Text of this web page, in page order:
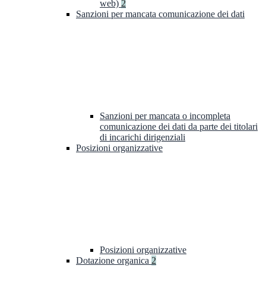
web) 2
Sanzioni per mancata comunicazione dei dati
Sanzioni per mancata o incompleta
comunicazione dei dati da parte dei titolari
di incarichi dirigenziali
Posizioni organizzative
Posizioni organizzative
Dotazione organica 2